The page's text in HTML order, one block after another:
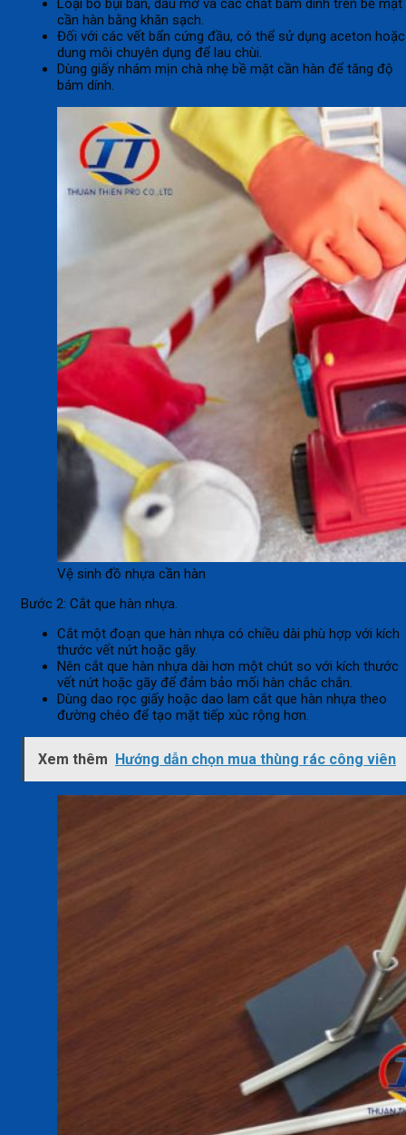
Loại bỏ bụi bẩn, dầu mỡ và các chất bám dính trên bề mặt
cần hàn bằng khăn sạch.
Đối với các vết bẩn cứng đầu, có thể sử dụng aceton hoặc
dung môi chuyên dụng để lau chùi.
Dùng giấy nhám mịn chà nhẹ bề mặt cần hàn để tăng độ
bám dính.
Vệ sinh đồ nhựa cần hàn
Bước 2: Cắt que hàn nhựa.
Cắt một đoạn que hàn nhựa có chiều dài phù hợp với kích
thước vết nứt hoặc gãy.
Nên cắt que hàn nhựa dài hơn một chút so với kích thước
vết nứt hoặc gãy để đảm bảo mối hàn chắc chắn.
Dùng dao rọc giấy hoặc dao lam cắt que hàn nhựa theo
đường chéo để tạo mặt tiếp xúc rộng hơn.
Xem thêm Hướng dẫn chọn mua thùng rác công viên